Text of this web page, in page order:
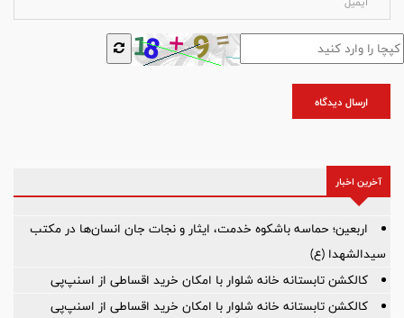
ارسال دیدگاه
آخرین اخبار
اربعین؛ حماسه باشکوه خدمت، ایثار و نجات جان انسان‌ها در مکتب
سیدالشهدا (ع)
کالکشن تابستانه خانه شلوار با امکان خرید اقساطی از اسنپ‌پی
کالکشن تابستانه خانه شلوار با امکان خرید اقساطی از اسنپ‌پی